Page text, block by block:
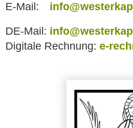
E-Mail:
DE-Mail:
Digitale Rechnung: e-